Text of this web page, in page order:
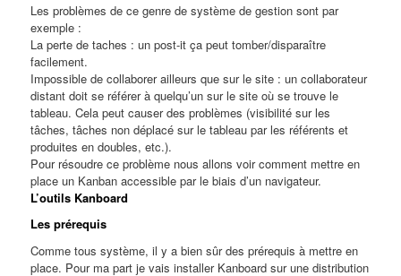
Les problèmes de ce genre de système de gestion sont par
exemple :
La perte de taches : un post-it ça peut tomber/disparaître
facilement.
Impossible de collaborer ailleurs que sur le site : un collaborateur
distant doit se référer à quelqu’un sur le site où se trouve le
tableau. Cela peut causer des problèmes (visibilité sur les
tâches, tâches non déplacé sur le tableau par les référents et
produites en doubles, etc.).
Pour résoudre ce problème nous allons voir comment mettre en
place un Kanban accessible par le biais d’un navigateur.
L’outils Kanboard
Les prérequis
Comme tous système, il y a bien sûr des prérequis à mettre en
place. Pour ma part je vais installer Kanboard sur une distribution